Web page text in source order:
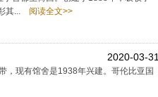
其...
阅读全文>>
2020-03-31
，现有馆舍是1938年兴建。哥伦比亚国